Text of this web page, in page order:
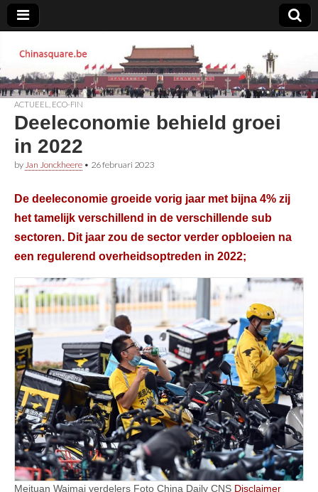
Chinasquare.be
ACTUEEL ECO-FIN
Deeleconomie behield groei
in 2022
by Jan Jonckheere • 26 februari 2023
De deeleconomie groeide vorig jaar met bijna 4% zij
het tamelijk verschillend in de verschillende sub
sectoren. Dit jaar zou de sector verder opbloeien na
een regulerend overheidsoptreden in 2022;
Meituan Waimai verdelers Foto China Daily CNS Disclaimer